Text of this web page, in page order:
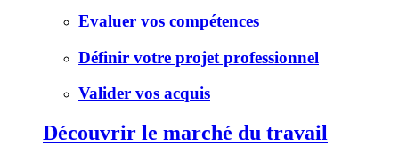
Evaluer vos compétences
Définir votre projet professionnel
Valider vos acquis
Découvrir le marché du travail